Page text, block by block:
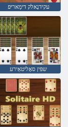
עקידנָאלק דימַאריּפ
שפּין סאָליטאַירע